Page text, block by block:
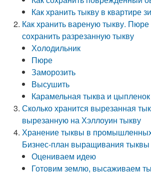
Как хранить тыкву в квартире
Как хранить вареную тыкву. Пюре
сохранить разрезанную тыкву
Холодильник
Пюре
Заморозить
Высушить
Карамельная тыква и цыпленок
Сколько хранится вырезанная
вырезанную на Хэллоуин тыкву
Хранение тыквы в
Бизнес-план выращивания тыквы
Оцениваем идею
Готовим землю, высаживаем